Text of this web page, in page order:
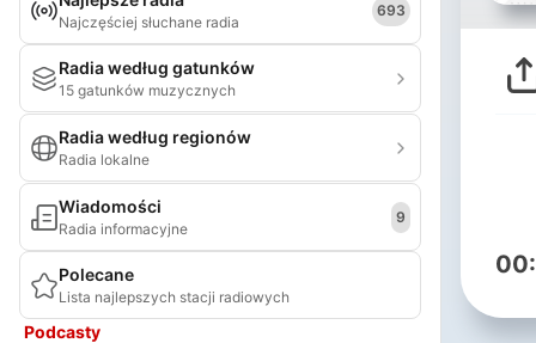
Najczęściej słuchane radia
693
Radia według gatunków
15 gatunków muzycznych
Radia według regionów
Radia lokalne
Wiadomości
Radia informacyjne
9
Polecane
Lista najlepszych stacji radiowych
Podcasty